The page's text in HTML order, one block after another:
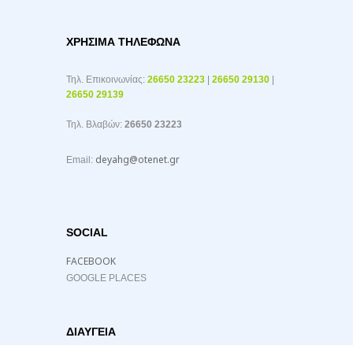
ΧΡΉΣΙΜΑ ΤΗΛΈΦΩΝΑ
Τηλ. Επικοινωνίας: 26650 23223 26650 29130
26650 29139
Τηλ. Βλαβών: 26650 23223
Email: deyahg@otenet.gr
SOCIAL
FACEBOOK
GOOGLE PLACES
ΔΙΑΥΓΕΙΑ